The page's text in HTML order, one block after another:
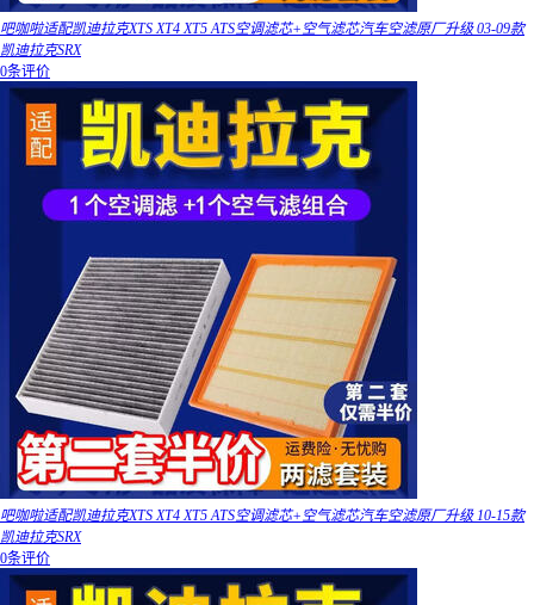
吧咖啦适配凯迪拉克XTS XT4 XT5 ATS空调滤芯+空气滤芯汽车空滤原厂升级 03-09款
凯迪拉克SRX
0条评价
吧咖啦适配凯迪拉克XTS XT4 XT5 ATS空调滤芯+空气滤芯汽车空滤原厂升级 10-15款
凯迪拉克SRX
0条评价